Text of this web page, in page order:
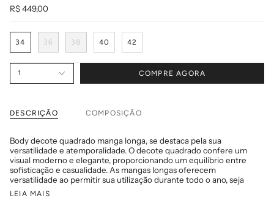
R$ 449,00
T
m
a
h
34 36 38 40 42
1 COMPRE AGORA
DESCRIÇÃO COMPOSIÇÃO
Body decote quadrado manga longa, se destaca pela sua
versatilidade e atemporalidade. O decote quadrado confere um
visual moderno e elegante, proporcionando um equilíbrio entre
sofisticação e casualidade. As mangas longas oferecem
versatilidade ao permitir sua utilização durante todo o ano, seja
LEIA MAIS